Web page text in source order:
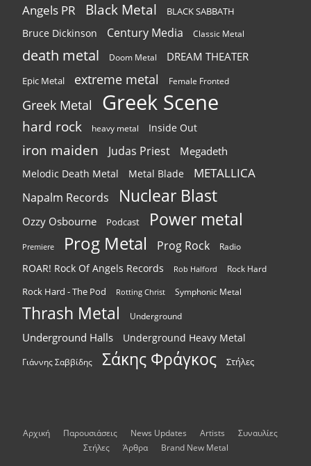
Angels PR Black Metal BLACK SABBATH
Bruce Dickinson Century Media Classic Metal
death metal Doom Metal DREAM THEATER
Epic Metal extreme metal Female Fronted
Greek Metal Greek Scene
hard rock heavy metal Inside Out
iron maiden Judas Priest Megadeth
Melodic Death Metal Metal Blade METALLICA
Napalm Records Nuclear Blast
Ozzy Osbourne Podcast Power metal
Premiere Prog Metal Prog Rock Radio
ROAR! Rock Of Angels Records Rob Halford Rock Hard
Rock Hard - The Pod Rotting Christ Symphonic Metal
Thrash Metal Underground
Underground Halls Underground Heavy Metal
Γιάννης Σαββίδης Σάκης Φράγκος Στήλες
Αρχική Παρουσιάσεις News Updates Artists
Συναυλίες
Στήλες
Άρθρα Brand New Metal